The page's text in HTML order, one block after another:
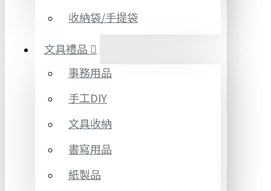
收納袋/手提袋
文具禮品
事務用品
手工DIY
文具收納
書寫用品
紙製品